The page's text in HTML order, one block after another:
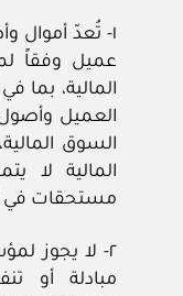
١- تُعدّ أموال
عميل وفقاً
المالية، بما
العميل
السوق
المالية لا
مستحقات في
٢- لا يجوز
مبادلة أو